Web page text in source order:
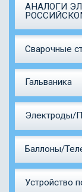
АНАЛОГИ
Сварочные
Гальваника
Электроды/
Баллоны/
Устройство